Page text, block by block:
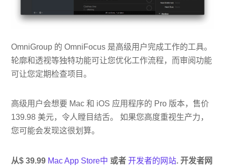
OmniGroup 的 OmniFocus 是高级用户完成工作的工具。
轮廓和透视等独特功能可让您优化工作流程，而审阅功能
可让您定期检查项目。
高级用户会想要 Mac 和 iOS 应用程序的 Pro 版本，售价
139.98 美元，令人瞠目结舌。 如果您高度重视生产力，
您可能会发现这很划算。
从$ 39.99 Mac App Store中 或者开发者的网站. 开发者网